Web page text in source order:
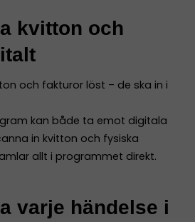
kvitton och
och fakturor löst – de ska in i
kan både ta emot digitala
in kvitton och fysiska
allt i programmet direkt.
varje händelse i